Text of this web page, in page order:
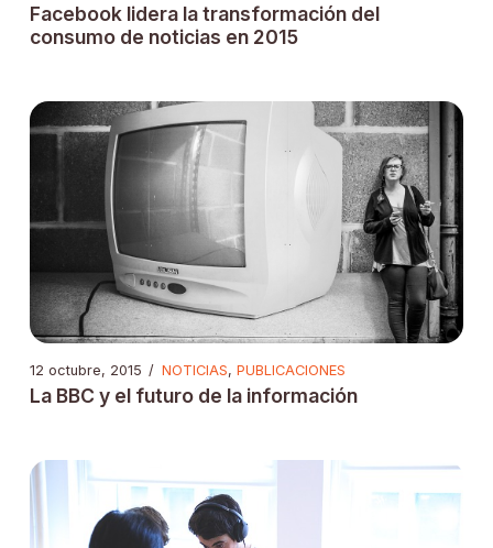
Facebook lidera la transformación del
consumo de noticias en 2015
12 octubre, 2015 / NOTICIAS, PUBLICACIONES
La BBC y el futuro de la información